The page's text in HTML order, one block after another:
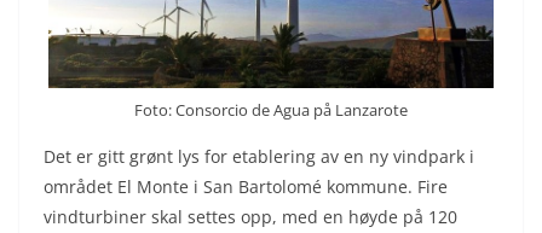
Foto: Consorcio de Agua på Lanzarote
Det er gitt grønt lys for etablering av en ny vindpark i
området El Monte i San Bartolomé kommune. Fire
vindturbiner skal settes opp, med en høyde på 120